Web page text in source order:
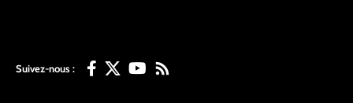
Suivez-nous :